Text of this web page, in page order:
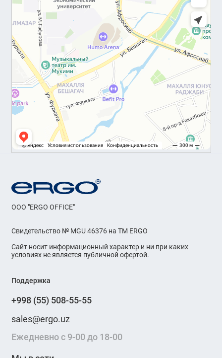
OOO "ERGO OFFICE"
Свидетельство № MGU 46376 на ТМ ERGO
Сайт носит информационный характер и ни при каких
условиях не является публичной офертой.
Поддержка
+998 (55) 508-55-55
sales@ergo.uz
Ежедневно с 9-00 до 18-00